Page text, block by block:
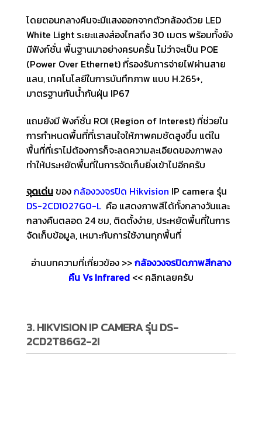
โดยตอนกลางคืนจะมีแสงออกจากตัวกล้องด้วย LED
White Light ระยะแสงส่องไกลถึง 30 เมตร พร้อมทั้งยัง
มีฟังก์ชั่น พื้นฐานมาอย่างครบครั้น ไม่ว่าจะเป็น POE
(Power Over Ethernet) ที่รองรับการจ่ายไฟผ่านสาย
แลน, เทคโนโลยีในการบันทึกภาพ แบบ H.265+,
มาตรฐานกันน้ำกันฝุ่น IP67
แถมยังมี ฟังก์ชั่น ROI (Region of Interest) ที่ช่วยใน
การกำหนดพื้นที่ที่เราสนใจให้ภาพคมชัดสูงขึ้น แต่ใน
พื้นที่ที่เราไม่ต้องการก็จะลดความละเอียดของภาพลง
ทำให้ประหยัดพื้นที่ในการจัดเก็บยิ่งเข้าไปอีกครับ
จุดเด่นของกล้องวงจรปิด Hikvision IP camera รุ่น
DS-2CD1027G0-L คือ แสดงภาพสีได้ทั้งกลางวันและ
กลางคืนตลอด 24 ชม, ติดตั้งง่าย, ประหยัดพื้นที่ในการ
จัดเก็บข้อมูล, เหมาะกับการใช้งานทุกพื้นที่
อ่านบทความที่เกี่ยวข้อง >>กล้องวงจรปิดภาพสีกลาง
คืน Vs Infrared << คลิกเลยครับ
3. HIKVISION IP CAMERA รุ่น DS-
2CD2T86G2-2I